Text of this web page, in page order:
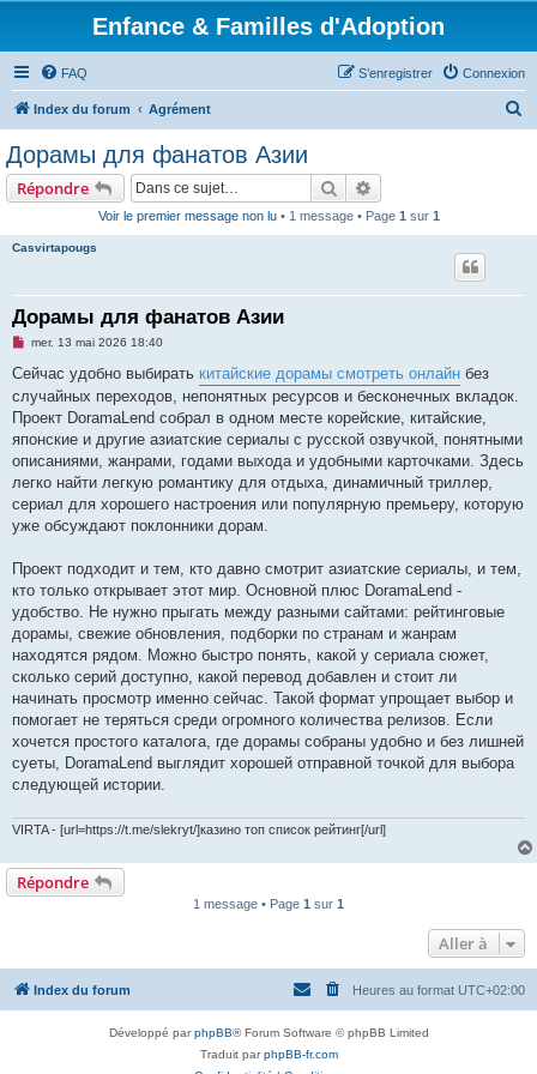
Enfance & Familles d'Adoption
FAQ Connexion
S’enregistrer
Index du forum Agrément
Дорамы для фанатов Азии
Répondre Rechercher
Voir le premier message non lu• 1 message • Page 1 sur 1
Casvirtapougs
Дорамы для фанатов Азии
M
s
a
g
e
n
o
n
l
u
mer. 13 mai 2026 18:40
Сейчас удобно выбирать китайские дорамы смотреть онлайн без
случайных переходов, непонятных ресурсов и бесконечных вкладок.
Проект DoramaLend собрал в одном месте корейские, китайские,
японские и другие азиатские сериалы с русской озвучкой, понятными
описаниями, жанрами, годами выхода и удобными карточками. Здесь
легко найти легкую романтику для отдыха, динамичный триллер,
сериал для хорошего настроения или популярную премьеру, которую
уже обсуждают поклонники дорам.
Проект подходит и тем, кто давно смотрит азиатские сериалы, и тем,
кто только открывает этот мир. Основной плюс DoramaLend -
удобство. Не нужно прыгать между разными сайтами: рейтинговые
дорамы, свежие обновления, подборки по странам и жанрам
находятся рядом. Можно быстро понять, какой у сериала сюжет,
сколько серий доступно, какой перевод добавлен и стоит ли
начинать просмотр именно сейчас. Такой формат упрощает выбор и
помогает не теряться среди огромного количества релизов. Если
хочется простого каталога, где дорамы собраны удобно и без лишней
суеты, DoramaLend выглядит хорошей отправной точкой для выбора
следующей истории.
VIRTA - [url=https://t.me/slekryt/]казино топ список рейтинг[/url]
Répondre
1 message • Page 1 sur 1
Aller à
Index du forum Heures au format UTC+02:00
Développé parphpBB® Forum Software © phpBB Limited
Traduit parphpBB-fr.com